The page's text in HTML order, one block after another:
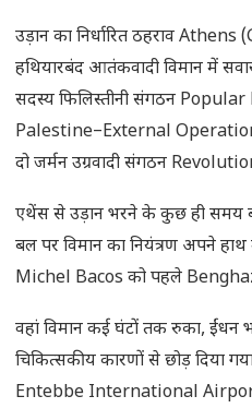
उड़ान का निर्धारित ठहराव
हथियारबंद आतंकवादी विमान में
सदस्य फिलिस्तीनी संगठन
Palestine–External
दो जर्मन उग्रवादी संगठन
एथेंस से उड़ान भरने के कुछ ही समय
बल पर विमान का नियंत्रण अपने हाथ
Michel Bacos को पहले
वहां विमान कई घंटों तक रुका, ईंधन
चिकित्सकीय कारणों से छोड़ दिया
Entebbe International Airport